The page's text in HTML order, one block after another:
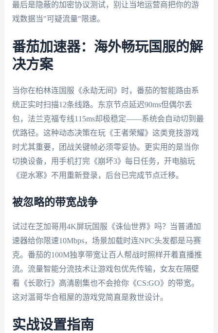
最后是隐蔽的加密协议测试，别让当地运营商把你的游
戏数据当"可疑流量"限速。
番茄加速器：海外畅玩国服的解
决方案
当你在柏林连国服《永劫无间》时，番茄的智能路由系
统正实时扫描12条线路。东京节点延迟90ms但偶尔丢
包，法兰克福专线115ms却极稳定——系统会自动切到最
优路径。这种动态决策在玩《王者荣耀》这类竞技游戏
时尤其重要，团战关键帧必须零妥协。更实用的是当你
切换设备，用手机打完《崩坏3》每日任务，开电脑玩
《逆水寒》不用重新登录，后台已完成节点迁移。
被忽略的带宽战争
试过在芝加哥用4K屏玩国服《诛仙世界》吗？当普通加
速器给你限速10Mbps，场景加载时连NPC头发都是马赛
克。番茄的100M独享带宽让百人帮战时照样开着直播推
流。流量智能分流技术让游戏包优先传输，女友在隔壁
看《长歌行》高清剧集也不会抢你《CS:GO》的带宽。
这对温哥华合租屋的游戏党简直是救世设计。
实战设置指南